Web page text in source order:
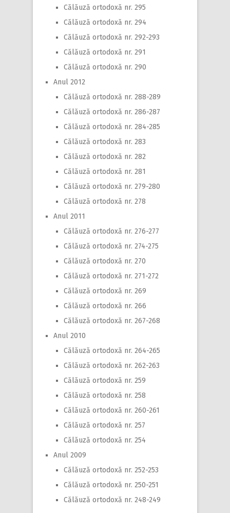
Călăuză ortodoxă nr. 295
Călăuză ortodoxă nr. 294
Călăuză ortodoxă nr. 292-293
Călăuză ortodoxă nr. 291
Călăuză ortodoxă nr. 290
Anul 2012
Călăuză ortodoxă nr. 288-289
Călăuză ortodoxă nr. 286-287
Călăuză ortodoxă nr. 284-285
Călăuză ortodoxă nr. 283
Călăuză ortodoxă nr. 282
Călăuză ortodoxă nr. 281
Călăuză ortodoxă nr. 279-280
Călăuză ortodoxă nr. 278
Anul 2011
Călăuză ortodoxă nr. 276-277
Călăuză ortodoxă nr. 274-275
Călăuză ortodoxă nr. 270
Călăuză ortodoxă nr. 271-272
Călăuză ortodoxă nr. 269
Călăuză ortodoxă nr. 266
Călăuză ortodoxă nr. 267-268
Anul 2010
Călăuză ortodoxă nr. 264-265
Călăuză ortodoxă nr. 262-263
Călăuză ortodoxă nr. 259
Călăuză ortodoxă nr. 258
Călăuză ortodoxă nr. 260-261
Călăuză ortodoxă nr. 257
Călăuză ortodoxă nr. 254
Anul 2009
Călăuză ortodoxă nr. 252-253
Călăuză ortodoxă nr. 250-251
Călăuză ortodoxă nr. 248-249